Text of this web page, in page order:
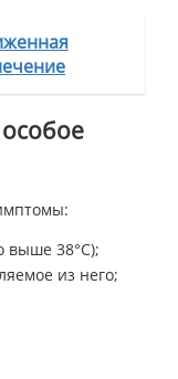
выше 38°C);
из него;